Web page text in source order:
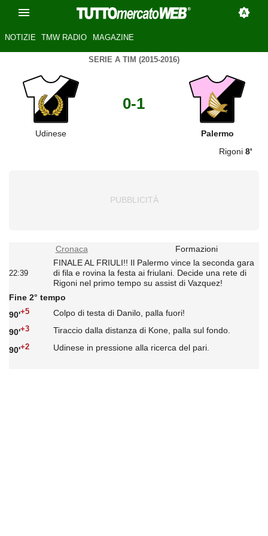
NOTIZIE TMW RADIO MAGAZINE
SERIE A TIM (2015-2016)
Udinese
0-1
Palermo
Rigoni 8'
Cronaca Formazioni
22:39
FINALE AL FRIULI!! Il Palermo vince la seconda gara
di fila e rovina la festa ai friulani. Decide una rete di
Rigoni nel primo tempo su assist di Vazquez!
Fine 2° tempo
90'+5 Colpo di testa di Danilo, palla fuori!
90'+3 Tiraccio dalla distanza di Kone, palla sul fondo.
90'+2 Udinese in pressione alla ricerca del pari.